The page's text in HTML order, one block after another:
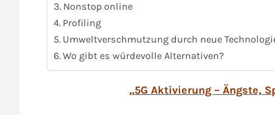
Nonstop online
Profiling
Umweltverschmutzung durch neue
Wo gibt es würdevolle Alternativen?
„5G Aktivierung – Ängste,